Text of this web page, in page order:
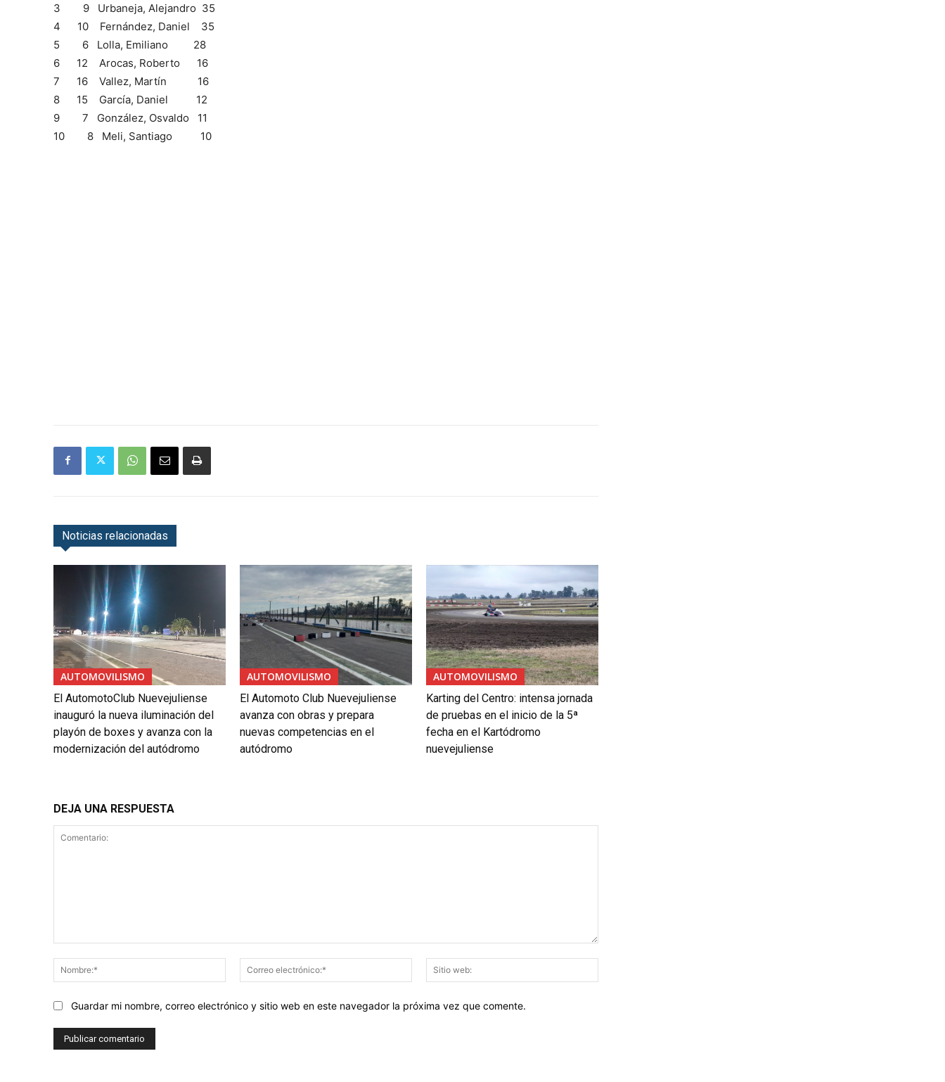
3 9 Urbaneja, Alejandro 35
4 10 Fernández, Daniel 35
5 6 Lolla, Emiliano 28
6 12 Arocas, Roberto 16
7 16 Vallez, Martín 16
8 15 García, Daniel 12
9 7 González, Osvaldo 11
10 8 Meli, Santiago 10
Noticias relacionadas
AUTOMOVILISMO
El AutomotoClub Nuevejuliense
inauguró la nueva iluminación del
playón de boxes y avanza con la
modernización del autódromo
AUTOMOVILISMO
El Automoto Club Nuevejuliense
avanza con obras y prepara
nuevas competencias en el
autódromo
AUTOMOVILISMO
Karting del Centro: intensa jornada
de pruebas en el inicio de la 5ª
fecha en el Kartódromo
nuevejuliense
DEJA UNA RESPUESTA
Nombre:*
Correo
electrónico:*
web:
Guardar mi nombre, correo electrónico y sitio web en este navegador la próxima vez que comente.